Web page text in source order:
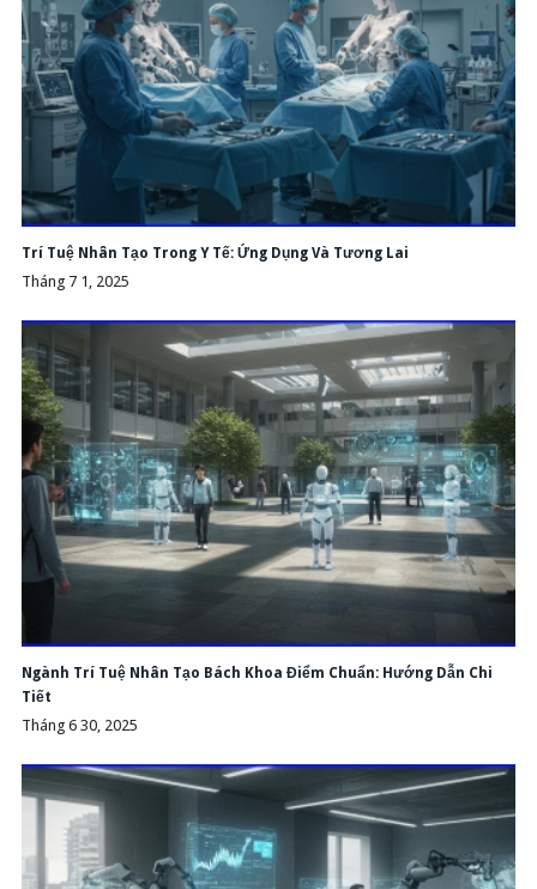
Trí Tuệ Nhân Tạo Trong Y Tế: Ứng Dụng Và Tương Lai
Tháng 7 1, 2025
Ngành Trí Tuệ Nhân Tạo Bách Khoa Điểm Chuẩn: Hướng Dẫn Chi
Tiết
Tháng 6 30, 2025